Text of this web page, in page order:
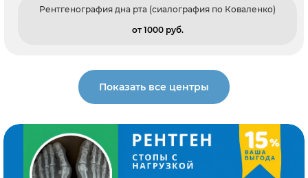
Рентгенография дна рта (сиалография по Коваленко)
от 1000 pуб.
Показать все центры